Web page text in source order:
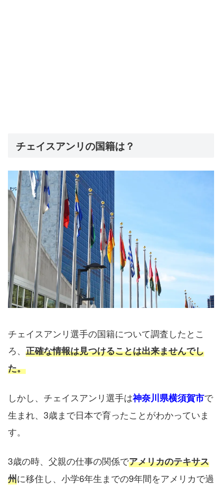
チェイスアンリの国籍は？
チェイスアンリ選手の国籍について調査したとこ
ろ、 正確な情報は見つけることは出来ませんでし
た。
しかし、チェイスアンリ選手は神奈川県横須賀市で
生まれ、3歳まで日本で育ったことがわかっていま
す。
3歳の時、父親の仕事の関係でアメリカのテキサス
州に移住し、小学6年生までの9年間をアメリカで過